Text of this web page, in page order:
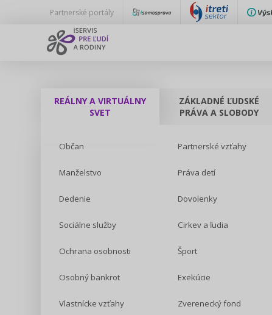
Partnerské portály
REÁLNY A VIRTUÁLNY
SVET
ZÁKLADNÉ ĽUDSKÉ
PRÁVA A SLOBODY
Občan Partnerské vzťahy
Manželstvo Práva detí
Dedenie Dovolenky
Sociálne služby Cirkev a ľudia
Ochrana osobnosti Šport
Osobný bankrot Exekúcie
Vlastnícke vzťahy Zverenecký fond